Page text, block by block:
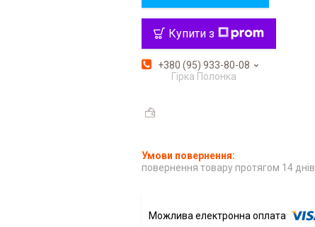
Купити з
+380 (95) 933-80-08
Гірка Полонка
повернення товару протягом 14 днів